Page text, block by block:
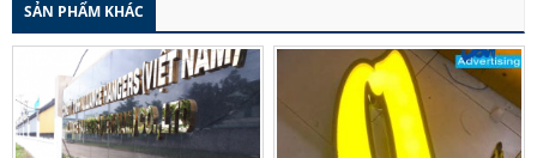
SẢN PHẨM KHÁC